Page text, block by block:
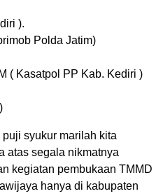
).
Polda Jatim)
( Kasatpol PP Kab. Kediri )
syukur marilah kita
atas segala nikmatnya
kegiatan pembukaan TMMD
hanya di kabupaten